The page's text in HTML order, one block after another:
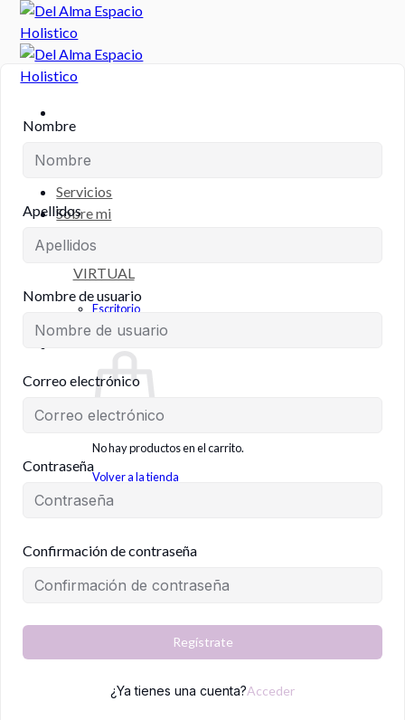
Saltar
contenido
Formaciones
Servicios
Sobre mi
CAMPUS
VIRTUAL
Escritorio
Registro de Estudiante
No hay productos en el carrito.
Volver a la tienda
Carrito
Nombre
Apellidos
Nombre de usuario
Correo electrónico
Contraseña
Confirmación de contraseña
Regístrate
¿Ya tienes una cuenta?Acceder